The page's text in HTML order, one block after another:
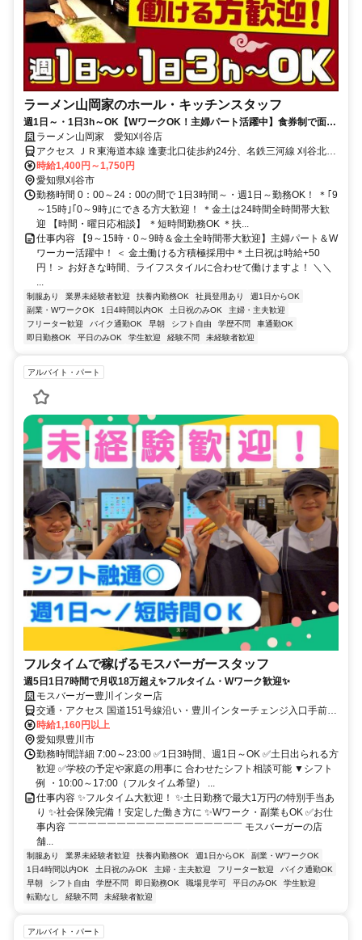
ラーメン山岡家のホール・キッチンスタッフ
週1日～・1日3h～OK【WワークOK！主婦パート活躍中】食券制で面倒
なレジ作業なし！まかないあり！
ラーメン山岡家 愛知刈谷店
アクセス ＪＲ東海道本線 逢妻北口徒歩約24分、名鉄三河線 刈谷北口
徒歩約25分、名鉄名古屋本線 一ツ木名古屋方面口徒歩約31分 ※「刈
谷駅」より車で5分
時給1,400円～1,750円
愛知県刈谷市
勤務時間 0：00～24：00の間で 1日3時間～・週1日～勤務OK！ ＊｢9
～15時｣｢0～9時｣にできる方大歓迎！ ＊金土は24時間全時間帯大歓
迎 【時間・曜日応相談】 ＊短時間勤務OK ＊扶...
仕事内容 【9～15時・0～9時＆金土全時間帯大歓迎】主婦パート＆W
ワーカー活躍中！ ＜ 金土働ける方積極採用中＊土日祝は時給+50
円！＞ お好きな時間、ライフスタイルに合わせて働けますよ！ ＼＼
制服あり 業界未経験者歓迎 扶養内勤務OK 社員登用あり
週1日からOK
副業・WワークOK
1日4時間以内OK 土日祝のみOK
主婦・主夫歓迎
フリーター歓迎
バイク通勤OK 早朝 シフト自由 学歴不問
車通勤OK
即日勤務OK
平日のみOK 学生歓迎 経験不問 未経験者歓迎
アルバイト・パート
フルタイムで稼げるモスバーガースタッフ
週5日1日7時間で月収18万超え✨フルタイム・Wワーク歓迎✨
モスバーガー豊川インター店
交通・アクセス 国道151号線沿い・豊川インターチェンジ入口手前80
ｍ●車・バイク・自転車通勤OK
時給1,160円以上
愛知県豊川市
勤務時間詳細 7:00～23:00 ✅1日3時間、週1日～OK ✅土日出られる方
歓迎 ✅学校の予定や家庭の用事に 合わせたシフト相談可能 ▼シフト
例 ・10:00～17:00（フルタイム希望） ...
仕事内容 ✨フルタイム大歓迎！ ✨土日勤務で最大1万円の特別手当あ
り ✨社会保険完備！安定した働き方に ✨Wワーク・副業もOK ✅お仕
事内容 ￣￣￣￣￣￣￣￣￣￣￣￣￣￣￣￣￣￣ モスバーガーの店
舗...
制服あり 業界未経験者歓迎 扶養内勤務OK 週1日からOK
副業・WワークOK
1日4時間以内OK
土日祝のみOK 主婦・主夫歓迎 フリーター歓迎
バイク通勤OK
早朝
シフト自由 学歴不問 即日勤務OK 職場見学可 平日のみOK
学生歓迎
転勤なし
経験不問 未経験者歓迎
アルバイト・パート